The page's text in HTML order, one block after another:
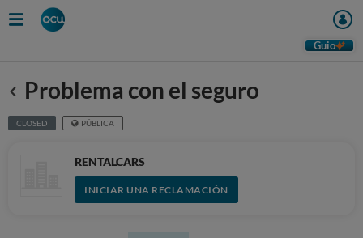
Guio
Anterior
Problema con el seguro
CLOSED PÚBLICA
RENTALCARS
INICIAR UNA RECLAMACIÓN